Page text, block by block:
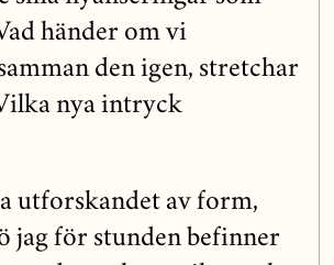
händer om vi
den igen, stretchar
nya intryck
utforskandet av form,
jag för stunden befinner